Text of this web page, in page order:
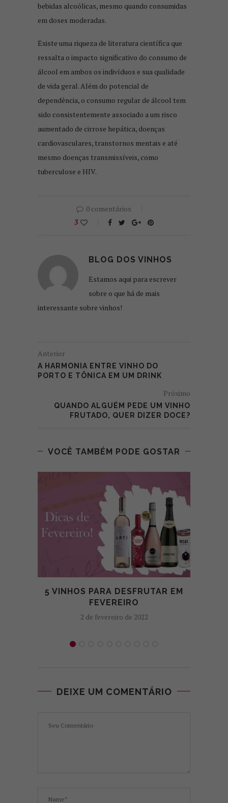
bebidas alcoólicas, mesmo quando consumidas
em doses moderadas.
Existe uma riqueza de literatura científica que
ressalta o impacto significativo do consumo de
álcool em ambos os indivíduos e sua qualidade
de vida geral. Além do potencial de
dependência, o consumo regular de álcool tem
sido consistentemente associado a um risco
aumentado de cirrose hepática, doenças
cardiovasculares, transtornos mentais e até
mesmo doenças transmissíveis, como
tuberculose e HIV.
0 comentários
3
BLOG DOS VINHOS
Estamos aqui para escrever
sobre o que há de mais
interessante sobre vinhos!
Anterior
A HARMONIA ENTRE VINHO DO
PORTO E TÔNICA EM UM DRINK
Próximo
QUANDO ALGUÉM PEDE UM VINHO
FRUTADO, QUER DIZER DOCE?
VOCÊ TAMBÉM PODE GOSTAR
5 VINHOS PARA DESFRUTAR EM
FEVEREIRO
2 de fevereiro de 2022
DEIXE UM COMENTÁRIO